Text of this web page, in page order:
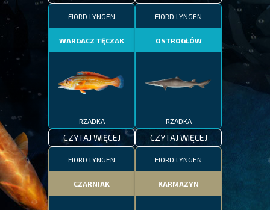
FIORD LYNGEN
WARGACZ TĘCZAK
RZADKA
CZYTAJ WIĘCEJ
FIORD LYNGEN
OSTROGŁÓW
RZADKA
CZYTAJ WIĘCEJ
FIORD LYNGEN
CZARNIAK
FIORD LYNGEN
KARMAZYN